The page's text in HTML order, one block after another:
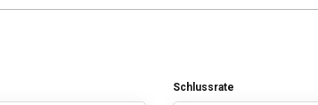
Schlussrate